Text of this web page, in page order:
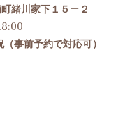
緒川家下１５−２
事前予約で対応可）